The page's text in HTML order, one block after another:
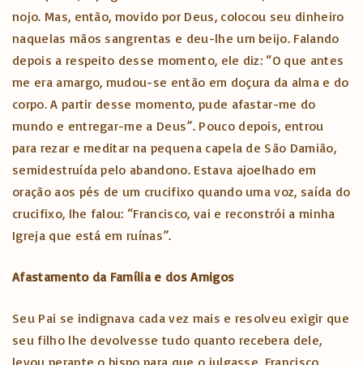
nojo. Mas, então, movido por Deus, colocou seu dinheiro
naquelas mãos sangrentas e deu-lhe um beijo. Falando
depois a respeito desse momento, ele diz: “O que antes
me era amargo, mudou-se então em doçura da alma e do
corpo. A partir desse momento, pude afastar-me do
mundo e entregar-me a Deus”. Pouco depois, entrou
para rezar e meditar na pequena capela de São Damião,
semidestruída pelo abandono. Estava ajoelhado em
oração aos pés de um crucifixo quando uma voz, saída do
crucifixo, lhe falou: “Francisco, vai e reconstrói a minha
Igreja que está em ruínas”.
Afastamento da Família e dos Amigos
Seu Pai se indignava cada vez mais e resolveu exigir que
seu filho lhe devolvesse tudo quanto recebera dele,
levou perante o bispo para que o julgasse. Francisco,